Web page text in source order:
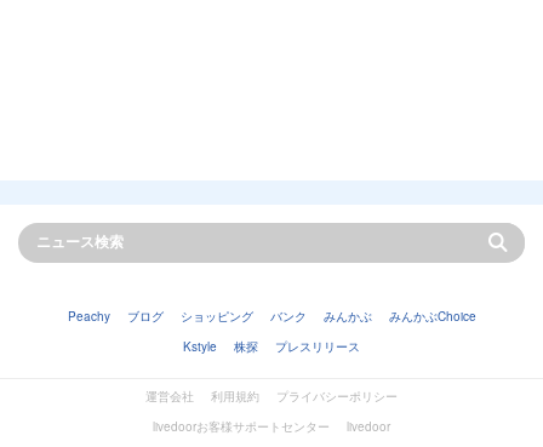
Peachy ブログ ショッピング バンク みんかぶ
みんかぶChoice
Kstyle
株探 プレスリリース
運営会社 利用規約
プライバシーポリシー
livedoorお客様サポートセンター
livedoor